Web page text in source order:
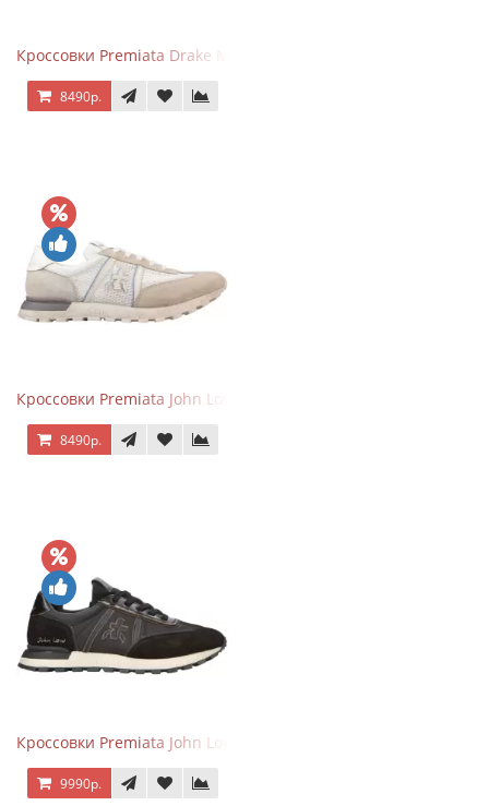
Кроссовки Premiata Drake Multi
8490р.
Кроссовки Premiata John Low Beige
8490р.
Кроссовки Premiata John Low черные
9990р.